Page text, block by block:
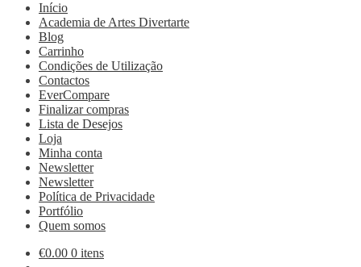
Início
Academia de Artes Divertarte
Blog
Carrinho
Condições de Utilização
Contactos
EverCompare
Finalizar compras
Lista de Desejos
Loja
Minha conta
Newsletter
Newsletter
Política de Privacidade
Portfólio
Quem somos
€0.00 0 itens